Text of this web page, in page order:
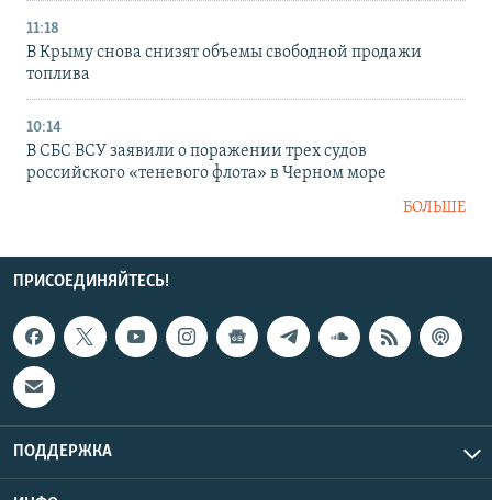
11:18
В Крыму снова снизят объемы свободной продажи
топлива
10:14
В СБС ВСУ заявили о поражении трех судов
российского «теневого флота» в Черном море
БОЛЬШЕ
ПРИСОЕДИНЯЙТЕСЬ!
ПОДДЕРЖКА